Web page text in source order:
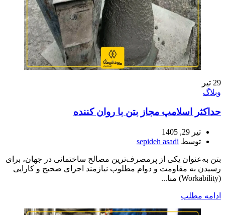
29 تیر
وبلاگ
حداکثر اسلامپ مجاز بتن با روان کننده
تیر 29, 1405
توسط sepideh asadi
بتن به‌عنوان یکی از پرمصرف‌ترین مصالح ساختمانی در جهان، برای
رسیدن به مقاومت و دوام مطلوب نیازمند اجرای صحیح و کارایی
(Workability) منا...
ادامه مطلب